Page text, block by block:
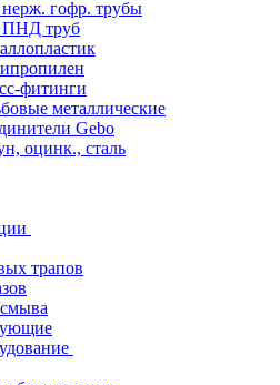
гофр. трубы
ПНД труб
фитинги
металлические
Gebo
оцинк., сталь
трапов